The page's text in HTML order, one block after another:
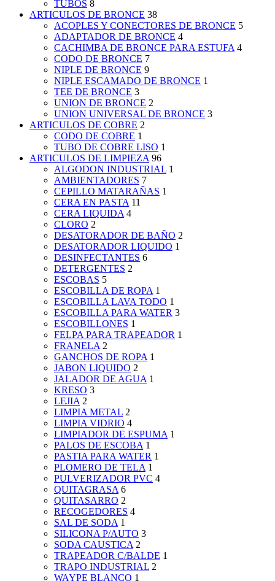
TUBOS 8
ARTICULOS DE BRONCE 38
ACOPLES Y CONECTORES DE BRONCE 5
ADAPTADOR DE BRONCE 4
CACHIMBA DE BRONCE PARA ESTUFA 4
CODO DE BRONCE 7
NIPLE DE BRONCE 9
NIPLE ESCAMADO DE BRONCE 1
TEE DE BRONCE 3
UNION DE BRONCE 2
UNION UNIVERSAL DE BRONCE 3
ARTICULOS DE COBRE 2
CODO DE COBRE 1
TUBO DE COBRE LISO 1
ARTICULOS DE LIMPIEZA 96
ALGODON INDUSTRIAL 1
AMBIENTADORES 7
CEPILLO MATARAÑAS 1
CERA EN PASTA 11
CERA LIQUIDA 4
CLORO 2
DESATORADOR DE BAÑO 2
DESATORADOR LIQUIDO 1
DESINFECTANTES 6
DETERGENTES 2
ESCOBAS 5
ESCOBILLA DE ROPA 1
ESCOBILLA LAVA TODO 1
ESCOBILLA PARA WATER 3
ESCOBILLONES 1
FELPA PARA TRAPEADOR 1
FRANELA 2
GANCHOS DE ROPA 1
JABON LIQUIDO 2
JALADOR DE AGUA 1
KRESO 3
LEJIA 2
LIMPIA METAL 2
LIMPIA VIDRIO 4
LIMPIADOR DE ESPUMA 1
PALOS DE ESCOBA 1
PASTIA PARA WATER 1
PLOMERO DE TELA 1
PULVERIZADOR PVC 4
QUITAGRASA 6
QUITASARRO 2
RECOGEDORES 4
SAL DE SODA 1
SILICONA P/AUTO 3
SODA CAUSTICA 2
TRAPEADOR C/BALDE 1
TRAPO INDUSTRIAL 2
WAYPE BLANCO 1